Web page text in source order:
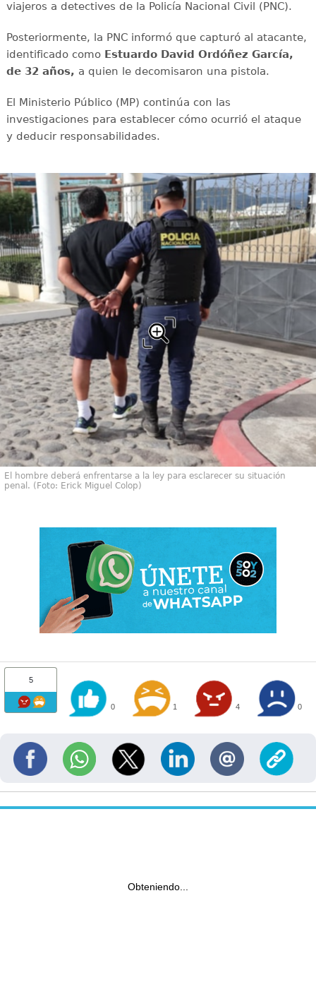
viajeros a detectives de la Policía Nacional Civil (PNC).
Posteriormente, la PNC informó que capturó al atacante,
identificado como Estuardo David Ordóñez García,
de 32 años, a quien le decomisaron una pistola.
El Ministerio Público (MP) continúa con las
investigaciones para establecer cómo ocurrió el ataque
y deducir responsabilidades.
El hombre deberá enfrentarse a la ley para esclarecer su situación
penal. (Foto: Erick Miguel Colop)
5
0 1 4 0
Obteniendo...